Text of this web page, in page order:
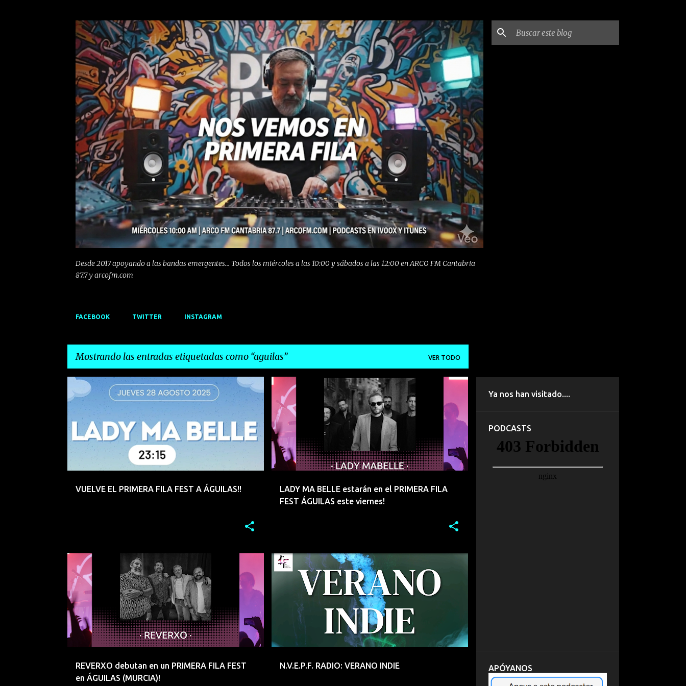
Desde 2017 apoyando a las bandas emergentes... Todos los miércoles a las 10:00 y sábados a las 12:00 en ARCO FM Cantabria
87.7 y arcofm.com
FACEBOOK TWITTER INSTAGRAM
Mostrando las entradas etiquetadas como aguilas VER TODO
E
t
r
a
VUELVE EL PRIMERA FILA FEST A ÁGUILAS!!
AGUILAS EL OTRO PARAISO EMERGENTES
LADY MA BELLE estarán en el PRIMERA FILA
FEST ÁGUILAS este viernes!
AGUILAS ELECTROINDIE EMERGENTES
REVERXO debutan en un PRIMERA FILA FEST
en ÁGUILAS (MURCIA)!
AGUILAS EMERGENTES +2
N.V.E.P.F. RADIO: VERANO INDIE
AGUILAS ARCO FM GENERACIONZETA MURCIA
PAULA BUSTAMANTE PRIMERA FILA FEST RADIO
Ya nos han visitado....
PODCASTS
APÓYANOS